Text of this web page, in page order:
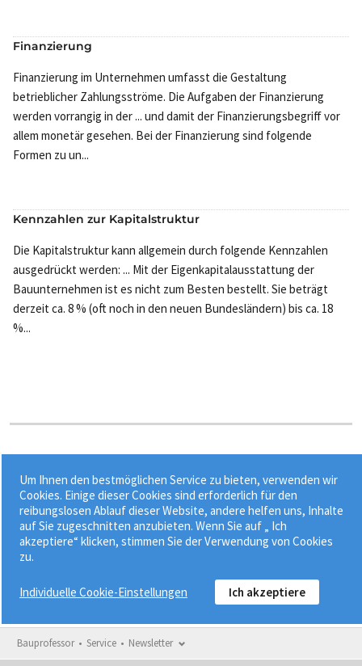
Finanzierung
Finanzierung im Unternehmen umfasst die Gestaltung
betrieblicher Zahlungsströme. Die Aufgaben der Finanzierung
werden vorrangig in der ... und damit der Finanzierungsbegriff vor
allem monetär gesehen. Bei der Finanzierung sind folgende
Formen zu un...
Kennzahlen zur Kapitalstruktur
Die Kapitalstruktur kann allgemein durch folgende Kennzahlen
ausgedrückt werden: ... Mit der Eigenkapitalausstattung der
Bauunternehmen ist es nicht zum Besten bestellt. Sie beträgt
derzeit ca. 8 % (oft noch in den neuen Bundesländern) bis ca. 18
%...
Stichworte:
Finanzierung• Innenfinanzierung•
Kennzahlen zur Kapitalstruktur
Bauprofessor Service Newsletter
Um Ihnen den bestmöglichen Service zu bieten, verwenden wir
Cookies. Einige dieser Cookies sind erforderlich für den
reibungslosen Ablauf dieser Website, andere helfen uns, Inhalte
auf Sie zugeschnitten anzubieten. Wenn Sie auf „ Ich
akzeptiere“ klicken, stimmen Sie der Verwendung von Cookies
zu.
Individuelle Cookie-Einstellungen Ich akzeptiere